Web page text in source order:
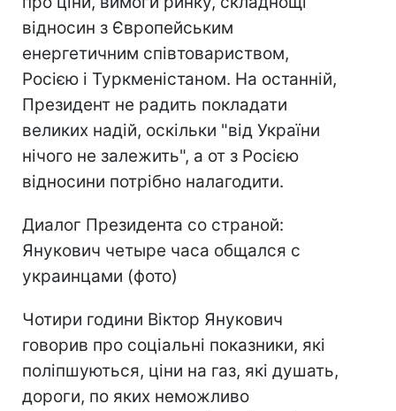
відносин з Європейським
енергетичним співтовариством,
Росією і Туркменістаном. На останній,
Президент не радить покладати
великих надій, оскільки "від України
нічого не залежить", а от з Росією
відносини потрібно налагодити.
Диалог Президента со страной:
Янукович четыре часа общался с
украинцами (фото)
Чотири години Віктор Янукович
говорив про соціальні показники, які
поліпшуються, ціни на газ, які душать,
дороги, по яких неможливо